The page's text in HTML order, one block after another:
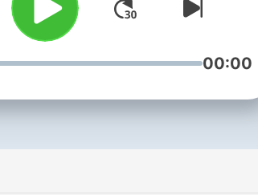
00:00